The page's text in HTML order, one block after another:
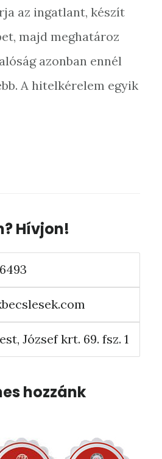
az ingatlant, készít
majd meghatároz
azonban ennél
A hitelkérelem egyik
Hívjon!
József krt. 69. fsz. 1
hozzánk